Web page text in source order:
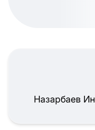
Назарбаев